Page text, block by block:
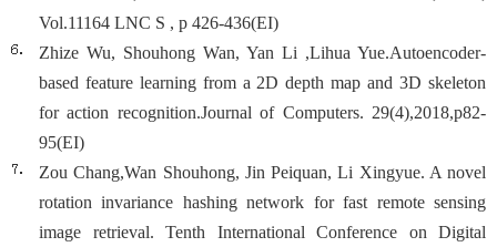
Vol.11164 LNC S , p 426-436(EI)
Zhize Wu, Shouhong Wan, Yan Li ,Lihua Yue.Autoencoder-
based feature learning from a 2D depth map and 3D skeleton
for action recognition.Journal of Computers. 29(4),2018,p82-
95(EI)
Zou Chang,Wan Shouhong, Jin Peiquan, Li Xingyue. A novel
rotation invariance hashing network for fast remote sensing
image retrieval. Tenth International Conference on Digital